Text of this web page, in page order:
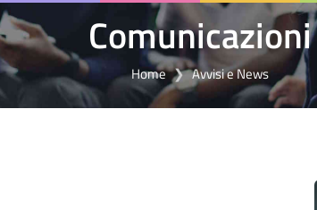
Comunicazioni
Home Avvisi e News